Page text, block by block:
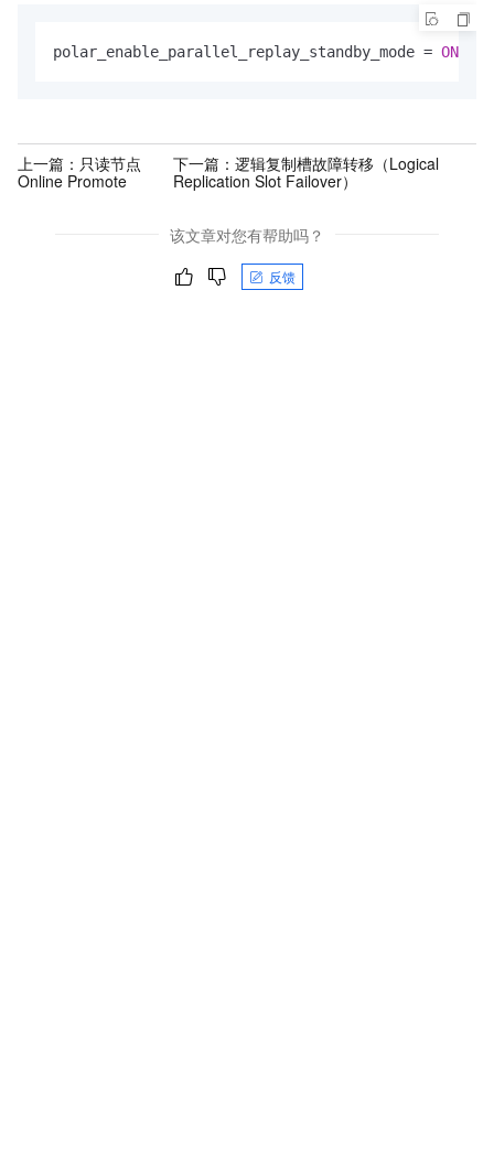
polar_enable_parallel_replay_standby_mode = ON
上一篇： 只读节点
Online Promote
下一篇： 逻辑复制槽故障转移（Logical
Replication Slot Failover）
该文章对您有帮助吗？
反馈